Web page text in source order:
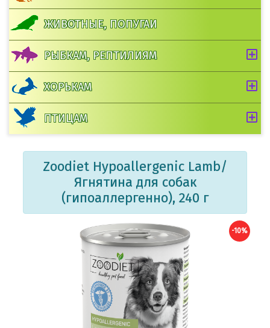
ЖИВОТНЫЕ, ПОПУГАИ
РЫБКАМ, РЕПТИЛИЯМ
ХОРЬКАМ
ПТИЦАМ
Zoodiet Hypoallergenic Lamb/
Ягнятина для собак
(гипоаллергенно), 240 г
-10%